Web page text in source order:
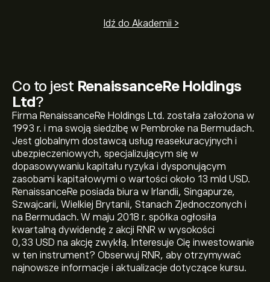
Co to jest RenaissanceRe Holdings
Ltd?
Firma RenaissanceRe Holdings Ltd. została założona w
1993 r. i ma swoją siedzibę w Pembroke na Bermudach.
Jest globalnym dostawcą usług reasekuracyjnych i
ubezpieczeniowych, specjalizującym się w
dopasowywaniu kapitału ryzyka i dysponującym
zasobami kapitałowymi o wartości około 13 mld USD.
RenaissanceRe posiada biura w Irlandii, Singapurze,
Szwajcarii, Wielkiej Brytanii, Stanach Zjednoczonych i
na Bermudach. W maju 2018 r. spółka ogłosiła
kwartalną dywidendę z akcji RNR w wysokości
0,33 USD na akcję zwykłą. Interesuje Cię inwestowanie
w ten instrument? Obserwuj RNR, aby otrzymywać
najnowsze informacje i aktualizacje dotyczące kursu.
Idź do Akademii >
Aktualna cena instrumentu: RNR wynosi 321.87‎$‎.